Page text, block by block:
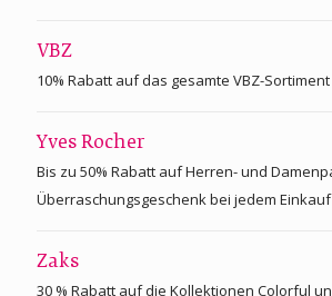
VBZ
10% Rabatt auf das gesamte VBZ-Sortiment
Yves Rocher
Bis zu 50% Rabatt auf Herren- und
Überraschungsgeschenk bei jedem Einkauf
Zaks
30 % Rabatt auf die Kollektionen Colorful